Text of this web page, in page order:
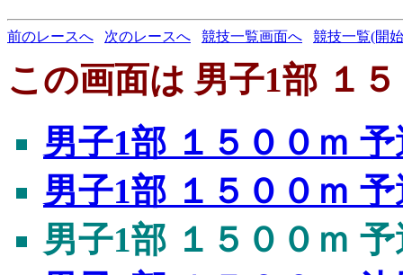
前のレースへ 次のレースへ 競技一覧画面へ 競技一覧(開
この画面は 男子1部 １
男子1部 １５００ｍ
男子1部 １５００ｍ
男子1部 １５００ｍ